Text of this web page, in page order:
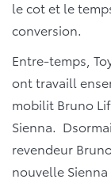
le cot et le
conversion.
Entre-temps,
ont travaill
mobilit Bruno
Sienna.
revendeur
nouvelle